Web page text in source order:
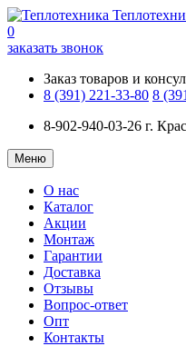
0
заказать звонок
Заказ товаров и
8 (391) 221-33-80 8
8-902-940-03-26 г.
Меню
О нас
Каталог
Акции
Монтаж
Гарантии
Доставка
Отзывы
Вопрос-ответ
Опт
Контакты